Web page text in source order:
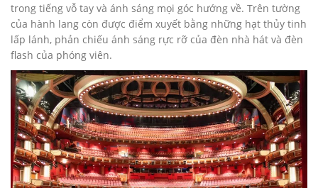
trong tiếng vỗ tay và ánh sáng mọi góc hướng về. Trên tường
của hành lang còn được điểm xuyết bằng những hạt thủy tinh
lấp lánh, phản chiếu ánh sáng rực rỡ của đèn nhà hát và đèn
flash của phóng viên.